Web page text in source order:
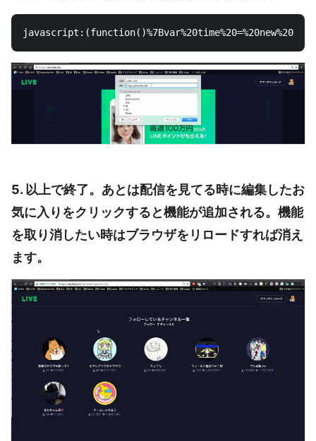
5. 以上で終了。あとは配信を見てる時に編集したお
気に入りをクリックすると機能が追加される。機能
を取り消したい時はブラウザをリロードすれば消え
ます。